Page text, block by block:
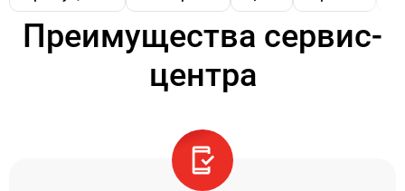
Преимущества сервис-
центра